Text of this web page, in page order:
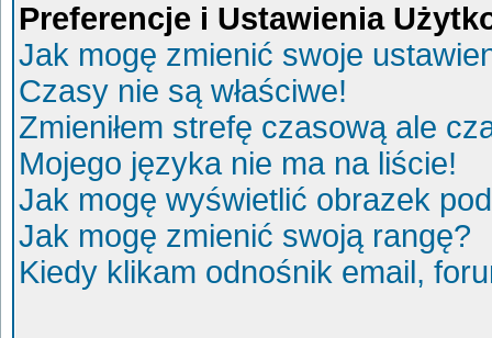
Preferencje i Ustawienia
Jak mogę zmienić swoje
Czasy nie są właściwe!
Zmieniłem strefę czasową ale
Mojego języka nie ma na liście!
Jak mogę wyświetlić obrazek
Jak mogę zmienić swoją rangę?
Kiedy klikam odnośnik email,